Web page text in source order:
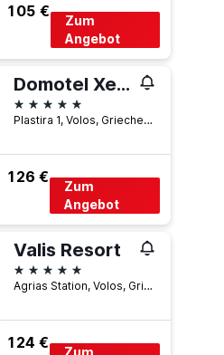
105 €
Zum
Angebot
Domotel Xenia Volos
5 Sterne
Plastira 1, Volos, Griechenland
126 €
Zum
Angebot
Valis Resort
5 Sterne
Agrias Station, Volos, Griechenland
124 €